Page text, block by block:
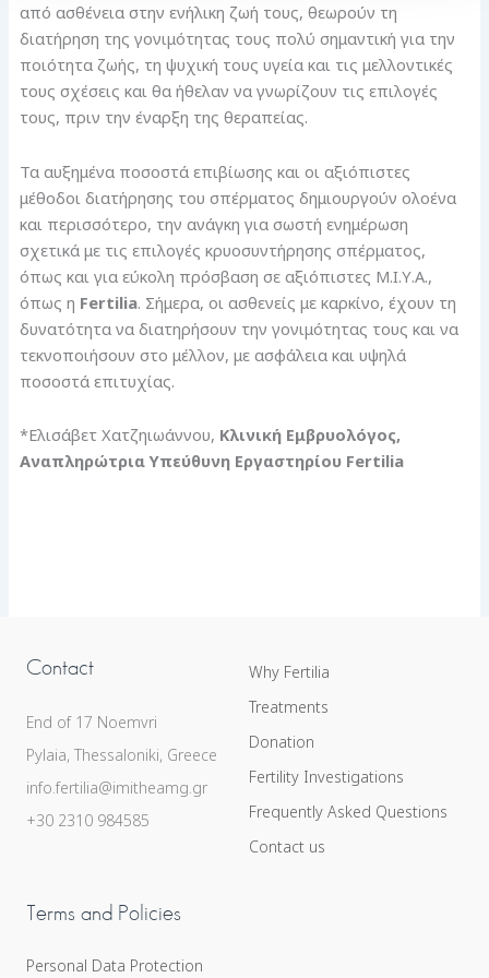
από ασθένεια στην ενήλικη ζωή τους, θεωρούν τη
διατήρηση της γονιμότητας τους πολύ σημαντική για την
ποιότητα ζωής, τη ψυχική τους υγεία και τις μελλοντικές
τους σχέσεις και θα ήθελαν να γνωρίζουν τις επιλογές
τους, πριν την έναρξη της θεραπείας.
Τα αυξημένα ποσοστά επιβίωσης και οι αξιόπιστες
μέθοδοι διατήρησης του σπέρματος δημιουργούν ολοένα
και περισσότερο, την ανάγκη για σωστή ενημέρωση
σχετικά με τις επιλογές κρυοσυντήρησης σπέρματος,
όπως και για εύκολη πρόσβαση σε αξιόπιστες Μ.Ι.Υ.Α.,
όπως η Fertilia. Σήμερα, οι ασθενείς με καρκίνο, έχουν τη
δυνατότητα να διατηρήσουν την γονιμότητας τους και να
τεκνοποιήσουν στο μέλλον, με ασφάλεια και υψηλά
ποσοστά επιτυχίας.
*Ελισάβετ Χατζηιωάννου, Κλινική Εμβρυολόγος,
Αναπληρώτρια Υπεύθυνη Εργαστηρίου Fertilia
Contact
End of 17 Noemvri
Pylaia, Thessaloniki, Greece
info.fertilia@imitheamg.gr
+30 2310 984585
Why Fertilia
Treatments
Donation
Fertility Investigations
Frequently Asked Questions
Contact us
Terms and Policies
Personal Data Protection